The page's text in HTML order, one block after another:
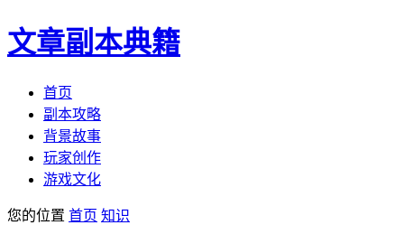
文章副本典籍
首页
副本攻略
背景故事
玩家创作
游戏文化
您的位置 首页 知识